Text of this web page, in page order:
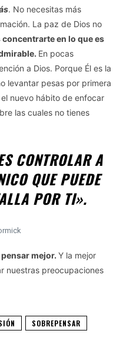
. No necesitas más
La paz de Dios no
concentrarte en lo que es
En pocas
a Dios. Porque Él es la
levantar pesas por primera
nuevo hábito de enfocar
las cuales no tienes
CONTROLAR A
QUE PUEDE
POR TI».
mejor. Y la mejor
nuestras preocupaciones
SOBREPENSAR